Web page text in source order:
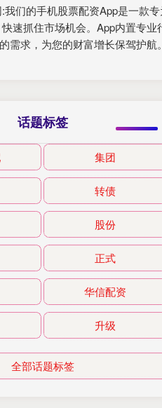
我们的手机股票配资App是一款
速抓住市场机会。App内置专
需求，为您的财富增长保驾护航
话题标签
集团
转债
股份
正式
华信配资
升级
全部话题标签